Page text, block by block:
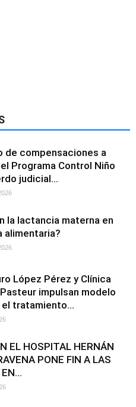
de compensaciones a
Programa Control Niño
judicial...
la lactancia materna en
alimentaria?
López Pérez y Clínica
impulsan modelo
tratamiento...
EL HOSPITAL HERNÁN
PONE FIN A LAS